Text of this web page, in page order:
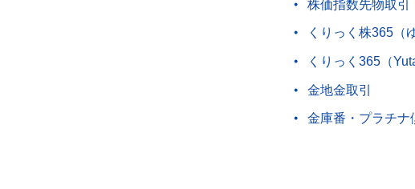
株価指数先物取引
くりっく株365（
くりっく365（
金地金取引
金庫番・プラチナ